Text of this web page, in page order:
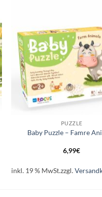
PUZZLE
Baby Puzzle – Famre
6,99€
inkl. 19 % MwSt.zzgl.